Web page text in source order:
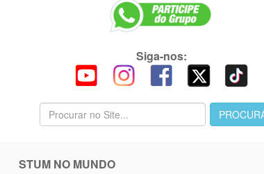
Siga-nos:
STUM NO MUNDO